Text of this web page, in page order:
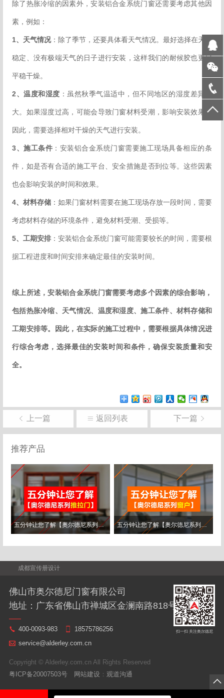
除了热胀冷缩的因素外，安装铝合金系统门窗还需要考虑其他因
素，例如：
1、天气情况：除了季节，还要具体看天气情况。最好选择在天气
稳定、没有极端天气的日子进行安装，这样我们的耐候胶也更好
平稳干燥。
2、温度和湿度 ：虽然秋季气温适中，但不同地区的湿度差异较
大。如果湿度过高，可能会导致门窗材料受潮，影响安装效果。
因此，需要选择相对干燥的天气进行安装。
3、施工条件 ：安装铝合金系统门窗需要施工现场具备相应的条
件，如是否有合适的施工平台、安全措施是否到位等。这些因素
也会影响安装的时间和效果。
4、材料存储 ：如果门窗材料需要在施工现场存放一段时间，需要
考虑材料存储的环境条件，避免材料受潮、受损等。
5、工期安排：安装铝合金系统门窗可能需要较长的时间，需要根
据工程进度和时间安排来确定最佳的安装时间。
综上所述，安装铝合金系统门窗需要考虑多个因素的综合影响，
包括热胀冷缩、天气情况、温度和湿度、施工条件、材料存储和
工期安排等。因此，在实际的施工过程中，需要根据具体情况进
行综合考虑，选择最佳的安装时间和条件，确保安装质量和安
全。
上一篇 返回列表 下一篇
推荐产品
五分钟让您了解【奥尔德尼系列推拉.. 五分钟让您了解【奥尔德尼系列窗户..
成都宣传册设计
佛山市奥尔德尼门窗有限公司
地址：广东省佛山市禅城区金澜南路818号
400-0093-983
18575786256
service@alderley.com.cn
Copyright © Alderley.com.cn All Rights Reserved
粤ICP备20007503号
网站建设 ： 观道沟通
扫一扫 关注奥尔德尼